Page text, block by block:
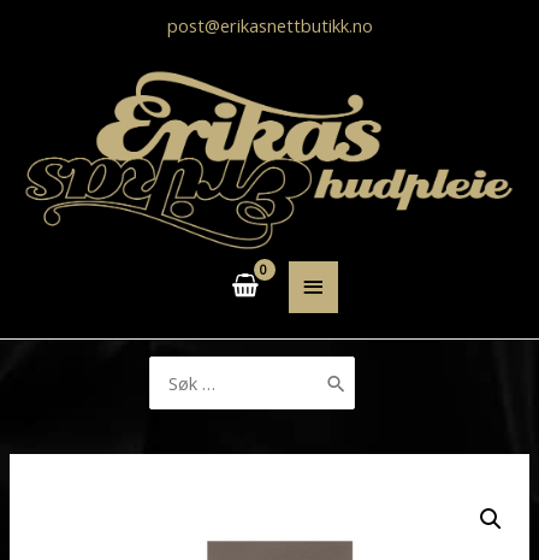
post@erikasnettbutikk.no
HOVEDMENY
etter: